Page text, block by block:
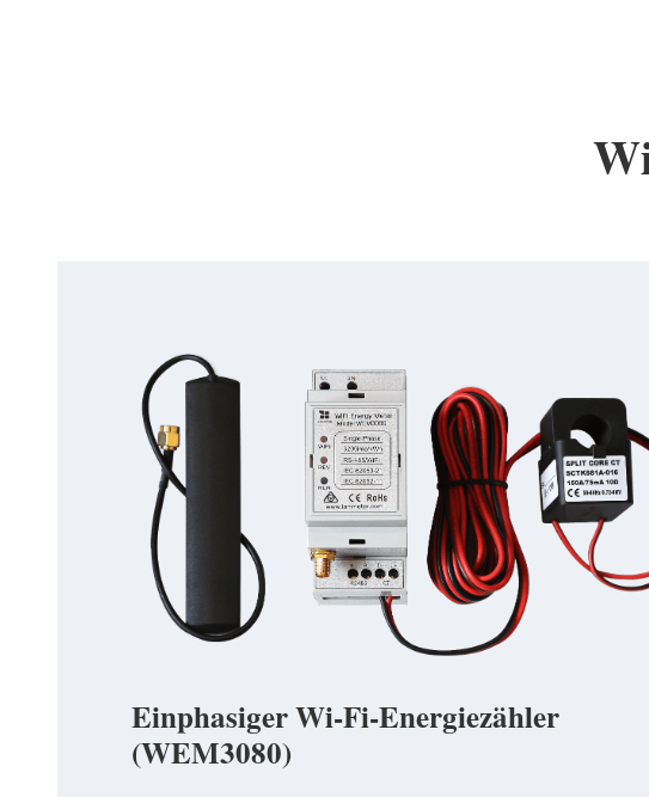
Einphasiger Wi-Fi-Energiezähler
(WEM3080)